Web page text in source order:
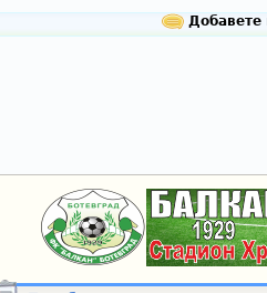
Добавете